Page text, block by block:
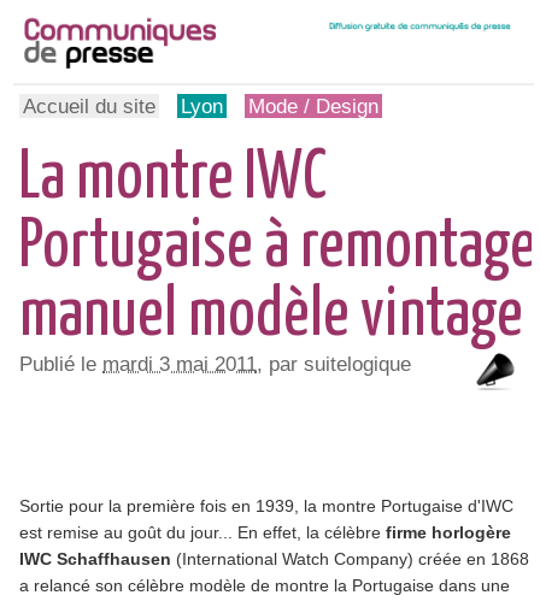
Accueil du site Lyon Mode / Design
La montre IWC
Portugaise à remontage
manuel modèle vintage
Publié le mardi 3 mai 2011, par suitelogique
Sortie pour la première fois en 1939, la montre Portugaise d'IWC
est remise au goût du jour... En effet, la célèbrefirme horlogère
IWC Schaffhausen (International Watch Company) créée en 1868
a relancé son célèbre modèle de montre la Portugaise dans une